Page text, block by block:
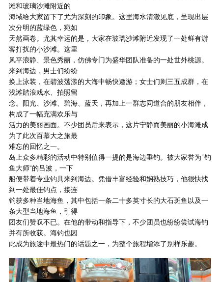
滩和玻璃沙滩附近的
海域给大家留下了尤为深刻的印象。这里海水清澈见底，呈现出层
次分明的蓝绿色，宛如
天然画卷。尤其幸运的是，大家在玻璃沙滩附近发现了一处鲜有游
客打扰的小沙滩。这里
风平浪静、景色秀丽，仿佛专门为盛华团队准备的一处世外桃源。
来到海边，男士们纷纷
换上泳装，在碧波荡漾的大海中畅快遨游；女士们则三五成群，在
浅滩踏浪戏水、拍照留
念。阳光、沙滩、碧海、蓝天，再加上一群志同道合的朋友相伴，
构成了一幅充满欢乐与
活力的美丽画面。不少团员后来表示，这片宁静而美丽的小海滩成
为了此次百慕大之旅最
难忘的回忆之一。
岛上众多精彩的活动中特别值得一提的是海边垂钓。被大家誉为“钓
鱼大师”的吕波，一下
船便带着专业钓具来到海边。凭借丰富经验和娴熟技巧，他很快找
到一处最佳钓点，接连
钓获多种当地海鱼，其中包括一条二十多英寸长的大石斑鱼以及一
条大型当地海鱼，引得
团友们赞叹不已。在他的带动和指导下，不少团员也纷纷尝试海钓
并有所收获。海钓也因
此成为旅途中最热门的话题之一，为整个旅程增添了别样乐趣。